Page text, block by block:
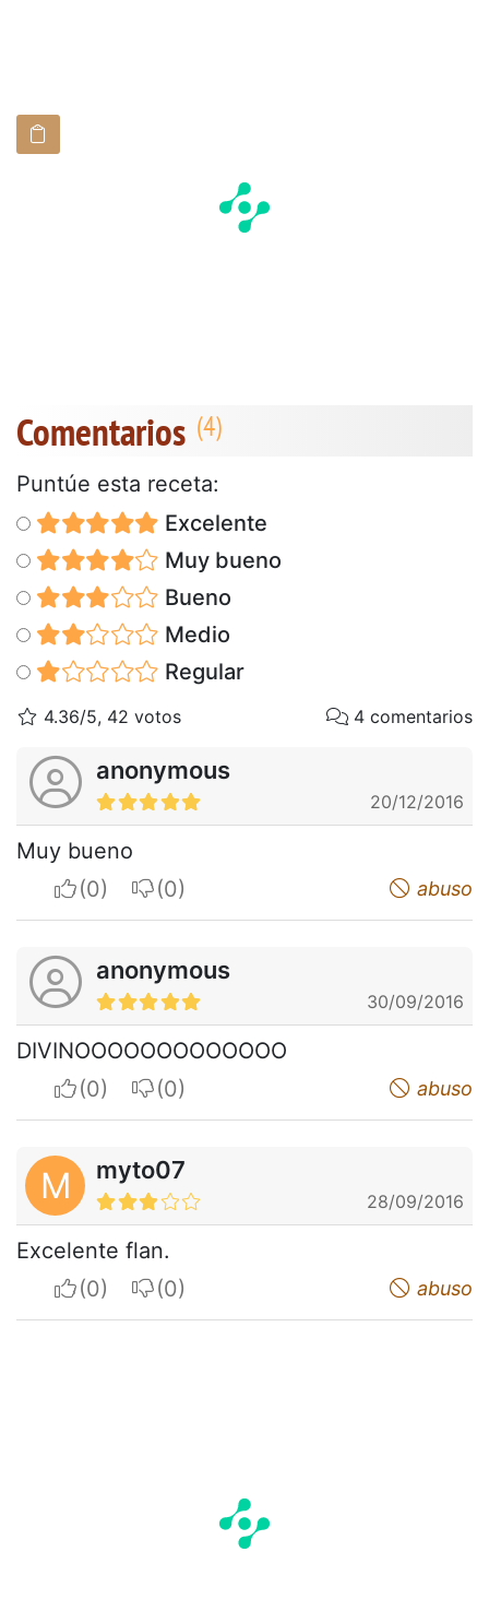
Comentarios
Puntúe esta receta:
Excelente
Muy bueno
Bueno
Medio
Regular
4.36/5, 42 votos 4 comentarios
anonymous
20/12/2016
Muy bueno
I apreciateI do not appreciate abuso
anonymous
30/09/2016
DIVINOOOOOOOOOOOOO
I apreciateI do not appreciate abuso
M myto07
28/09/2016
Excelente flan.
I apreciateI do not appreciate abuso